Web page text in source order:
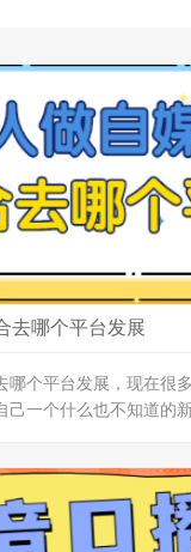
去哪个平台发展
哪个平台发展，现在很
己一个什么也不知道的
大业大，而且人数多流